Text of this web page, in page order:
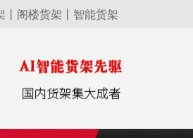
阁楼货架丨智能货架